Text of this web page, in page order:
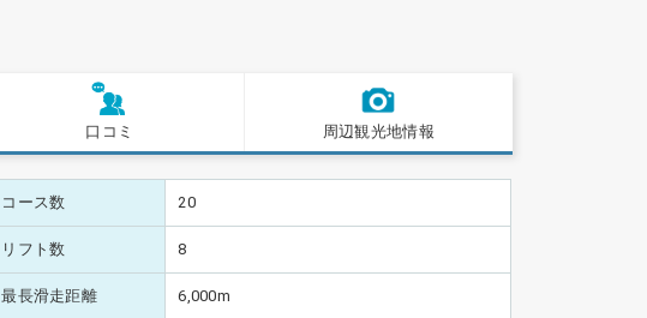
口コミ 周辺観光地情報
コース数 20
リフト数 8
最長滑走距離 6,000m